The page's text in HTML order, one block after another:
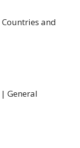
| Countries and
| General